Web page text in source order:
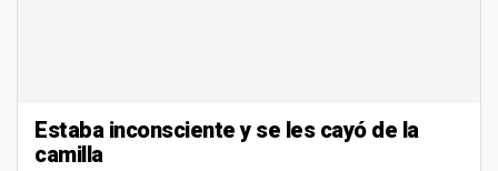
Estaba inconsciente y se les cayó de la
camilla